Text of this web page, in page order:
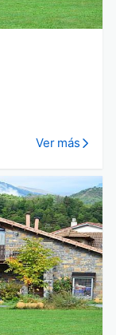
Ver más